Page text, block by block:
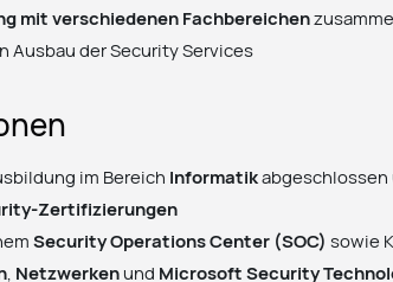
mit verschiedenen Fachbereichen
Ausbau der Security Services
im Bereich Informatik
Zertifizierungen
Security Operations Center (SOC) sowie
Netzwerken und Microsoft Security